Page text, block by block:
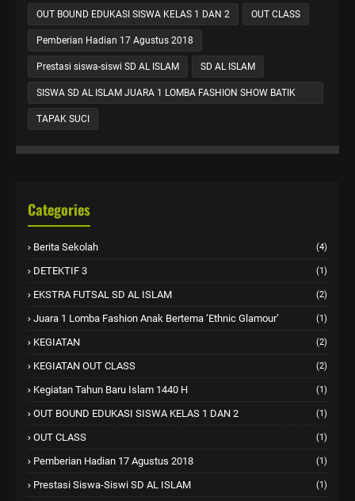
OUT BOUND EDUKASI SISWA KELAS 1 DAN 2 OUT CLASS
Pemberian Hadian 17 Agustus 2018
Prestasi siswa-siswi SD AL ISLAM SD AL ISLAM
SISWA SD AL ISLAM JUARA 1 LOMBA FASHION SHOW BATIK
KHAS GRESIK
TAPAK SUCI
Categories
Berita Sekolah (4)
DETEKTIF 3 (1)
EKSTRA FUTSAL SD AL ISLAM (2)
Juara 1 Lomba Fashion Anak Bertema ‘Ethnic Glamour’ (1)
KEGIATAN (2)
KEGIATAN OUT CLASS (2)
Kegiatan Tahun Baru Islam 1440 H (1)
OUT BOUND EDUKASI SISWA KELAS 1 DAN 2 (1)
OUT CLASS (1)
Pemberian Hadian 17 Agustus 2018 (1)
Prestasi Siswa-Siswi SD AL ISLAM (1)